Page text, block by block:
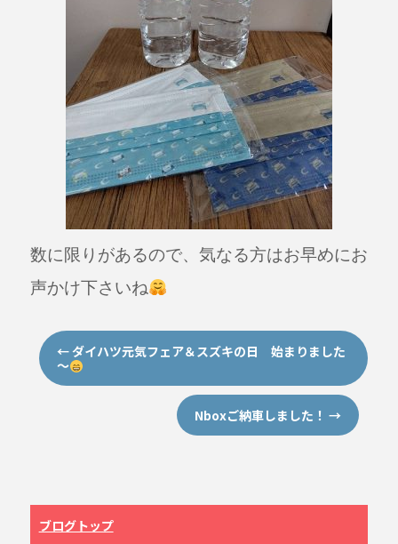
数に限りがあるので、気なる方はお早めにお
声かけ下さいね
←ダイハツ元気フェア＆スズキの日 始まりました
～
Nboxご納車しました！→
ブログトップ